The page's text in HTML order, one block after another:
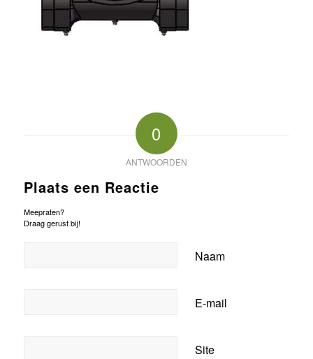
0
ANTWOORDEN
Plaats een Reactie
Meepraten?
Draag gerust bij!
Naam
E-mail
Site